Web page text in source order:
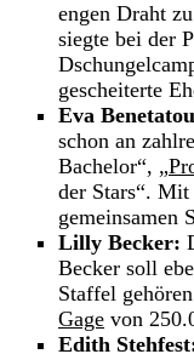
engen Draht
siegte bei der
gescheiterte
Eva
schon an
Bachelor“, „
der Stars“.
gemeinsamen
Lilly Becker:
Becker soll
Staffel
Gage von
Edith